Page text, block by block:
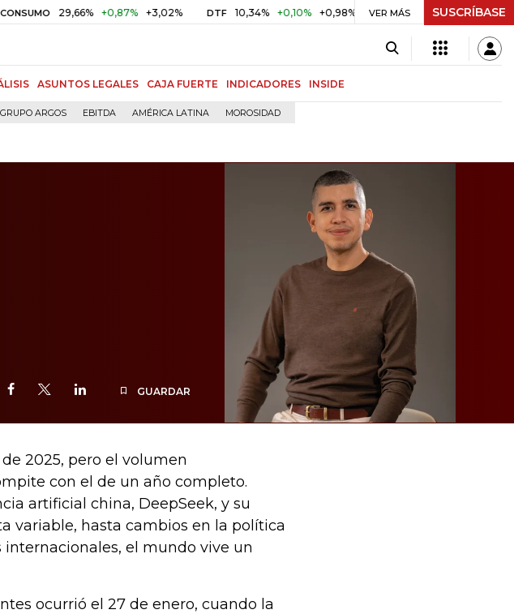
29,66% +0,87% +3,02% DTF 10,34% +0,10% +0,98% UVR $ 416,91 +$ 0,05 +0,01%
VER MÁS SUSCRÍBASE
ASUNTOS LEGALES CAJA FUERTE INDICADORES INSIDE
GRUPO ARGOS EBITDA AMÉRICA LATINA MOROSIDAD
GUARDAR
2025, pero el volumen
con el de un año completo.
artificial china, DeepSeek, y su
variable, hasta cambios en la política
internacionales, el mundo vive un
ocurrió el 27 de enero, cuando la